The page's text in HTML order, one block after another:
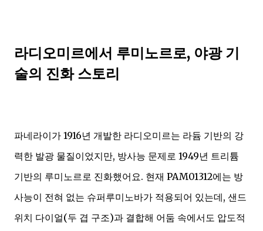
라디오미르에서 루미노르로, 야광 기
술의 진화 스토리
파네라이가 1916년 개발한 라디오미르는 라듐 기반의 강
력한 발광 물질이었지만, 방사능 문제로 1949년 트리튬
기반의 루미노르로 진화했어요. 현재 PAM01312에는 방
사능이 전혀 없는 슈퍼루미노바가 적용되어 있는데, 샌드
위치 다이얼(두 겹 구조)과 결합해 어둠 속에서도 압도적